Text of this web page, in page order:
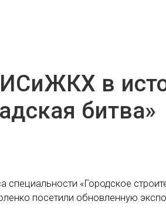
в
битва»
специальности «Городское
посетили обновленную